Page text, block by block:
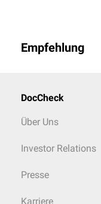
Empfehlung
DocCheck
Über Uns
Investor Relations
Presse
Karriere